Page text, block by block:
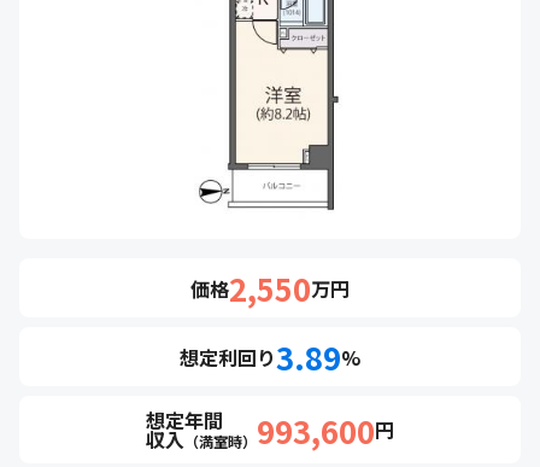
価格2,550万円
想定利回り3.89%
想定年間
収入 （満室時） 993,600円